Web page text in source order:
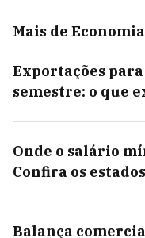
Mais de Economia
Exportações para
semestre: o que
Onde o salário
Confira os
Balança